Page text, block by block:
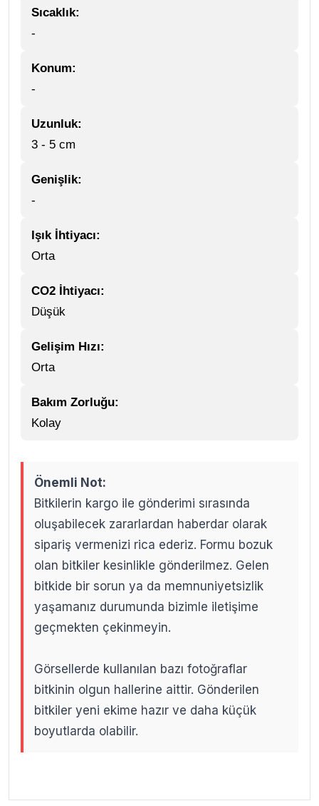
Sıcaklık:
-
Konum:
-
Uzunluk:
3 - 5 cm
Genişlik:
-
Işık İhtiyacı:
Orta
CO2 İhtiyacı:
Düşük
Gelişim Hızı:
Orta
Bakım Zorluğu:
Kolay
Önemli Not:
Bitkilerin kargo ile gönderimi sırasında
oluşabilecek zararlardan haberdar olarak
sipariş vermenizi rica ederiz. Formu bozuk
olan bitkiler kesinlikle gönderilmez. Gelen
bitkide bir sorun ya da memnuniyetsizlik
yaşamanız durumunda bizimle iletişime
geçmekten çekinmeyin.
Görsellerde kullanılan bazı fotoğraflar
bitkinin olgun hallerine aittir. Gönderilen
bitkiler yeni ekime hazır ve daha küçük
boyutlarda olabilir.